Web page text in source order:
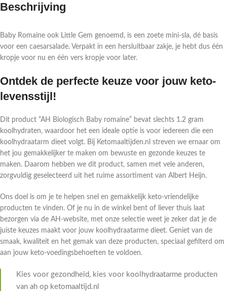
Beschrijving
Baby Romaine ook Little Gem genoemd, is een zoete mini-sla, dé basis
voor een caesarsalade. Verpakt in een hersluitbaar zakje, je hebt dus één
kropje voor nu en één vers kropje voor later.
Ontdek de perfecte keuze voor jouw keto-
levensstijl!
Dit product “AH Biologisch Baby romaine” bevat slechts 1.2 gram
koolhydraten, waardoor het een ideale optie is voor iedereen die een
koolhydraatarm dieet volgt. Bij Ketomaaltijden.nl streven we ernaar om
het jou gemakkelijker te maken om bewuste en gezonde keuzes te
maken. Daarom hebben we dit product, samen met vele anderen,
zorgvuldig geselecteerd uit het ruime assortiment van Albert Heijn.
Ons doel is om je te helpen snel en gemakkelijk keto-vriendelijke
producten te vinden. Of je nu in de winkel bent of liever thuis laat
bezorgen via de AH-website, met onze selectie weet je zeker dat je de
juiste keuzes maakt voor jouw koolhydraatarme dieet. Geniet van de
smaak, kwaliteit en het gemak van deze producten, speciaal gefilterd om
aan jouw keto-voedingsbehoeften te voldoen.
Kies voor gezondheid, kies voor koolhydraatarme producten
van ah op ketomaaltijd.nl